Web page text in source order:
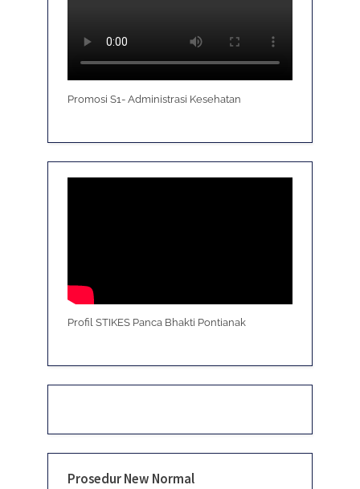
Promosi S1- Administrasi Kesehatan
Profil STIKES Panca Bhakti Pontianak
Prosedur New Normal